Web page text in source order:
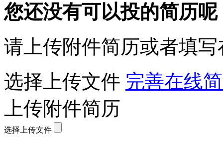
您还没有可以投的简历呢
请上传附件简历或者填
选择上传文件 完善在线
上传附件简历
选择上传文件